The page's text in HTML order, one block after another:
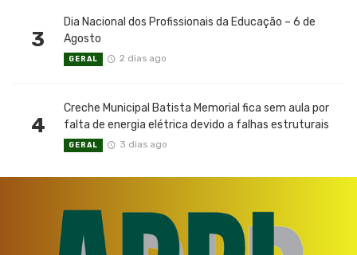
3
Dia Nacional dos Profissionais da Educação – 6 de
Agosto
GERAL 2 dias ago
4
Creche Municipal Batista Memorial fica sem aula por
falta de energia elétrica devido a falhas estruturais
GERAL 3 dias ago